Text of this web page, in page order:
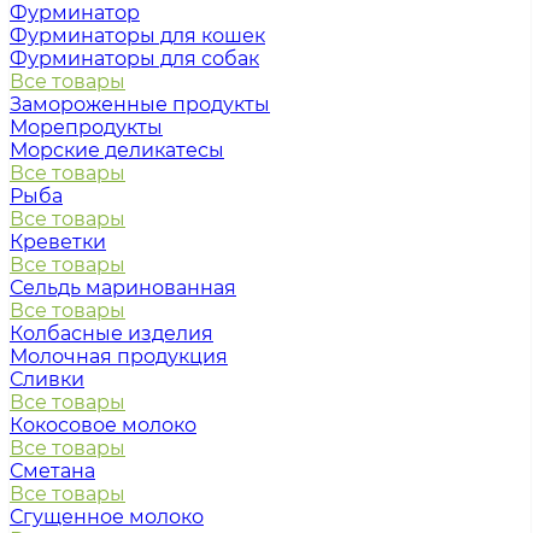
Фурминатор
Фурминаторы для кошек
Фурминаторы для собак
Все товары
Замороженные продукты
Морепродукты
Морские деликатесы
Все товары
Рыба
Все товары
Креветки
Все товары
Сельдь маринованная
Все товары
Колбасные изделия
Молочная продукция
Сливки
Все товары
Кокосовое молоко
Все товары
Сметана
Все товары
Сгущенное молоко